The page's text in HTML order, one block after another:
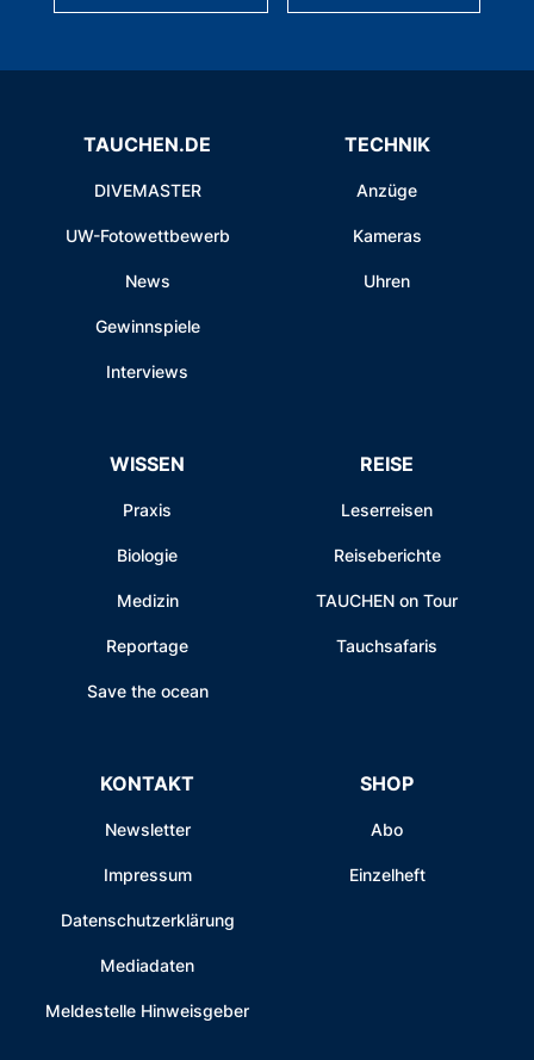
TAUCHEN.DE
DIVEMASTER
UW-Fotowettbewerb
News
Gewinnspiele
Interviews
TECHNIK
Anzüge
Kameras
Uhren
WISSEN
Praxis
Biologie
Medizin
Reportage
Save the ocean
REISE
Leserreisen
Reiseberichte
TAUCHEN on Tour
Tauchsafaris
KONTAKT
Newsletter
Impressum
Datenschutzerklärung
Mediadaten
Meldestelle Hinweisgeber
SHOP
Abo
Einzelheft